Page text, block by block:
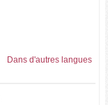
Dans d'autres langues